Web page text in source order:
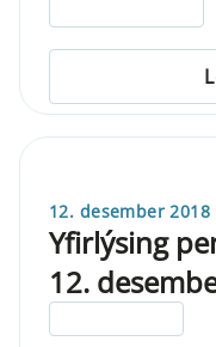
12. desember 2018
Yfirlýsing
12.